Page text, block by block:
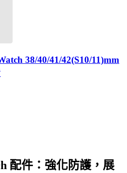
38/40/41/42(S10/11)mm
配件：強化防護，展